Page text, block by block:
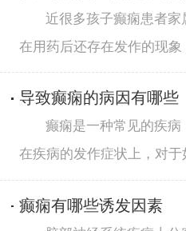
近很多孩子癫痫患者
在用药后还存在发作的现象
导致癫痫的病因有哪些
癫痫是一种常见的疾
在疾病的发作症状上，对于
癫痫有哪些诱发因素